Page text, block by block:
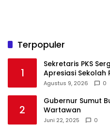
Terpopuler
1
Sekretaris PKS
Apresiasi Sekolah
Agustus 9, 2026 0
2
Gubernur Sumut
Wartawan
Juni 22, 2025 0